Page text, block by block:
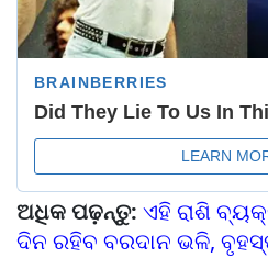
ଅଧିକ ପଢ଼ନ୍ତୁ: ଏହି ରାଶି
ଦିନ ରହିବ ବରଦାନ ଭଳି,